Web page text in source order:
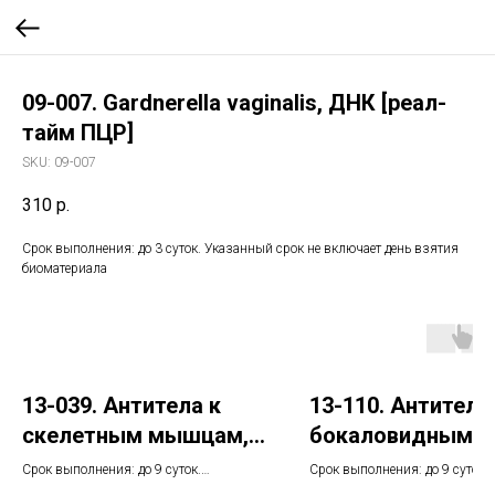
09-007. Gardnerella vaginalis, ДНК [реал-
тайм ПЦР]
SKU: 09-007
310 р.
Срок выполнения: до 3 суток. Указанный срок не включает день взятия
биоматериала
13-039. Антитела к
скелетным мышцам,
IgG
Срок выполнения: до 9 суток.
13-110. Антитела
бокаловидным
клеткам
Срок выполнения: до 9 суток.